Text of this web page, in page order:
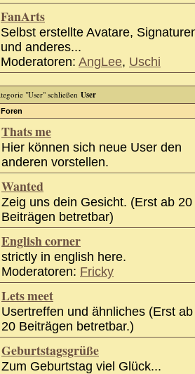
FanArts
Selbst erstellte Avatare,
und anderes...
Moderatoren: AngLee, Uschi
User
Foren
Thats me
Hier können sich neue User den
anderen vorstellen.
Wanted
Zeig uns dein Gesicht. (Erst ab 20
Beiträgen betretbar)
English corner
strictly in english here.
Moderatoren: Fricky
Lets meet
Usertreffen und ähnliches (Erst ab
20 Beiträgen betretbar.)
Geburtstagsgrüße
Zum Geburtstag viel Glück...